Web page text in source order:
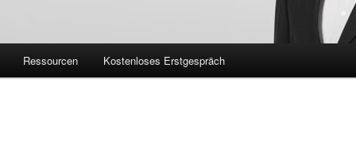
Ressourcen Kostenloses Erstgespräch